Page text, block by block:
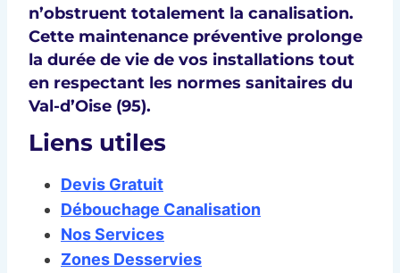
n’obstruent totalement la canalisation.
Cette maintenance préventive prolonge
la durée de vie de vos installations tout
en respectant les normes sanitaires du
Val-d’Oise (95).
Liens utiles
Devis Gratuit
Débouchage Canalisation
Nos Services
Zones Desservies